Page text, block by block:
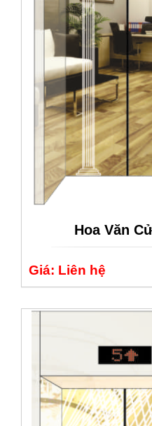
Hoa Văn
Giá: Liên hệ